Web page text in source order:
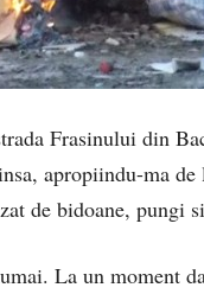
Frasinului din
apropiindu-ma
de bidoane, pungi
La un moment